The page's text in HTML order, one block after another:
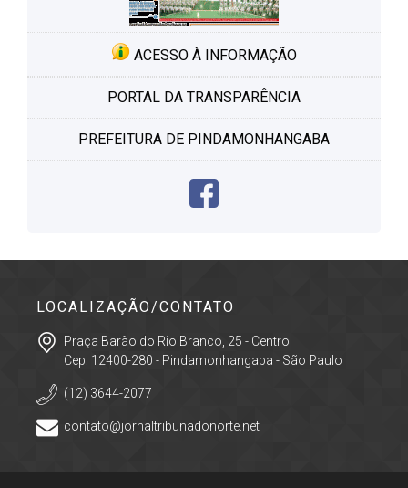
ACESSO À INFORMAÇÃO
PORTAL DA TRANSPARÊNCIA
PREFEITURA DE PINDAMONHANGABA
LOCALIZAÇÃO/CONTATO
Praça Barão do Rio Branco, 25 - Centro
Cep: 12400-280 - Pindamonhangaba - São Paulo
(12) 3644-2077
contato@jornaltribunadonorte.net